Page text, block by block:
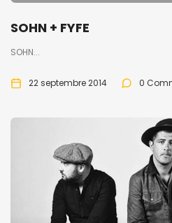
SOHN + FYFE
SOHN...
22 septembre 2014 0